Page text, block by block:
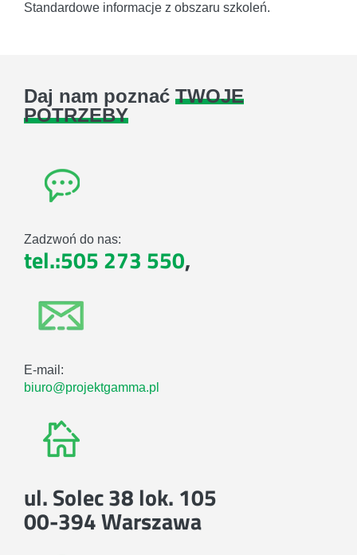
Standardowe informacje z obszaru szkoleń.
Daj nam poznać TWOJE
POTRZEBY
Zadzwoń do nas:
tel.:505 273 550,
E-mail:
biuro@projektgamma.pl
ul. Solec 38 lok. 105
00-394 Warszawa